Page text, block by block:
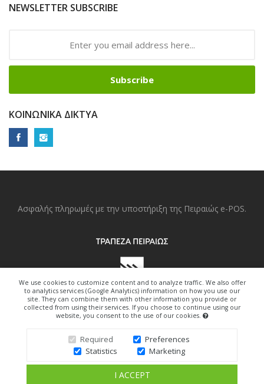
We use cookies to customize content and to analyze traffic. We also offer
to analytics services (Google Analytics) information on how you use our
site. They can combine them with other information you provide or
collected from using their services. If you choose to continue using our
website, you consent to the use of our cookies.
Required
Preferences
Statistics
Marketing
I ACCEPT
NEWSLETTER SUBSCRIBE
Subscribe
ΚΟΙΝΩΝΙΚΆ ΔΊΚΤΥΑ
Ασφαλής πληρωμές με την υποστήριξη της Πειραιώς e-POS.
Copyright © 2022. All Right Reserved.
Design By Freedom-Art.gr